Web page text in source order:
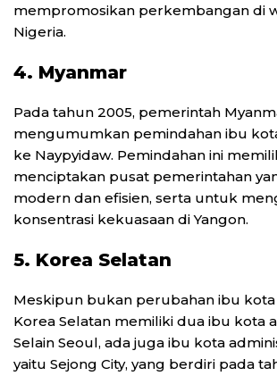
mempromosikan perkembangan di
Nigeria.
4. Myanmar
Pada tahun 2005, pemerintah
mengumumkan pemindahan ibu
ke Naypyidaw. Pemindahan ini
menciptakan pusat pemerintahan
modern dan efisien, serta untuk
konsentrasi kekuasaan di Yangon.
5. Korea Selatan
Meskipun bukan perubahan ibu kota
Korea Selatan memiliki dua ibu kota
Selain Seoul, ada juga ibu kota
yaitu Sejong City, yang berdiri pada